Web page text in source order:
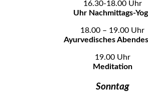
16.30-18.00 Uhr
Uhr Nachmittags-
18.00 – 19.00 Uhr
Ayurvedisches
19.00 Uhr
Meditation
Sonntag